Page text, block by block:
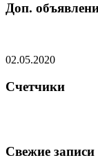
Доп.
02.05.2020
Счетчики
Свежие записи